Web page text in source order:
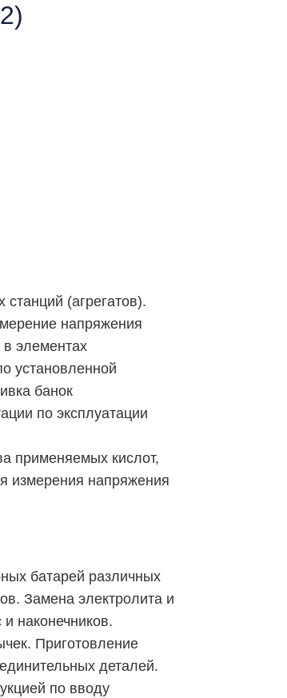
(агрегатов).
напряжения
элементах
установленной
банок
по эксплуатации
применяемых кислот,
измерения напряжения
батарей различных
Замена электролита и
наконечников.
Приготовление
деталей.
по вводу